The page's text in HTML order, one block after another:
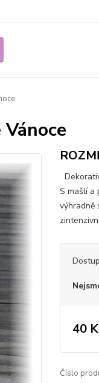
S mašlí a
výhradně
40
Číslo